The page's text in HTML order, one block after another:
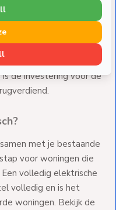
manier om je
Door warmte te
een warmtepomp
traditionele cv-ketel. In
de investering voor de
met je bestaande
voor woningen die
volledig elektrische
volledig en is het
woningen. Bekijk de